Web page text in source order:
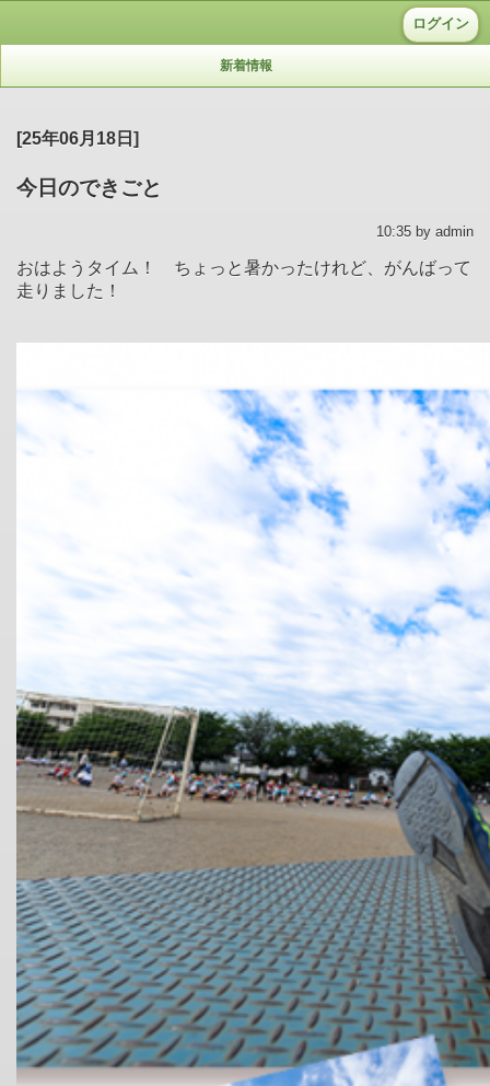
ログイン
新着情報
[25年06月18日]
今日のできごと
10:35 by admin
おはようタイム！ ちょっと暑かったけれど、がんばって
走りました！